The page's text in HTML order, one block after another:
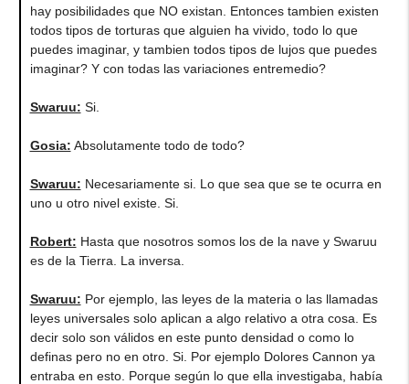
hay posibilidades que NO existan. Entonces tambien existen
todos tipos de torturas que alguien ha vivido, todo lo que
puedes imaginar, y tambien todos tipos de lujos que puedes
imaginar? Y con todas las variaciones entremedio?
Swaruu: Si.
Gosia: Absolutamente todo de todo?
Swaruu: Necesariamente si. Lo que sea que se te ocurra en
uno u otro nivel existe. Si.
Robert: Hasta que nosotros somos los de la nave y Swaruu
es de la Tierra. La inversa.
Swaruu: Por ejemplo, las leyes de la materia o las llamadas
leyes universales solo aplican a algo relativo a otra cosa. Es
decir solo son válidos en este punto densidad o como lo
definas pero no en otro. Si. Por ejemplo Dolores Cannon ya
entraba en esto. Porque según lo que ella investigaba, había